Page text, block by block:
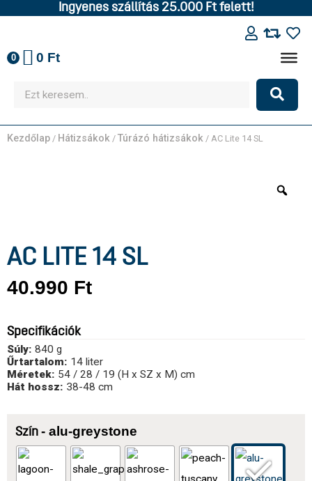
Ingyenes szállítás 25.000 Ft felett!
0 0 Ft
Kezdőlap / Hátizsákok / Túrázó hátizsákok / AC Lite 14 SL
AC LITE 14 SL
40.990 Ft
Specifikációk
Súly: 840 g
Űrtartalom: 14 liter
Méretek: 54 / 28 / 19 (H x SZ x M) cm
Hát hossz: 38-48 cm
Szín - alu-greystone